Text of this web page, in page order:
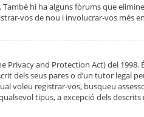
hi ha alguns fòrums que
vos de nou i involucrar-vos més
and Protection Act) del
seus pares o d’un tutor legal
voleu registrar-vos, busqueu
tipus, a excepció dels descrits